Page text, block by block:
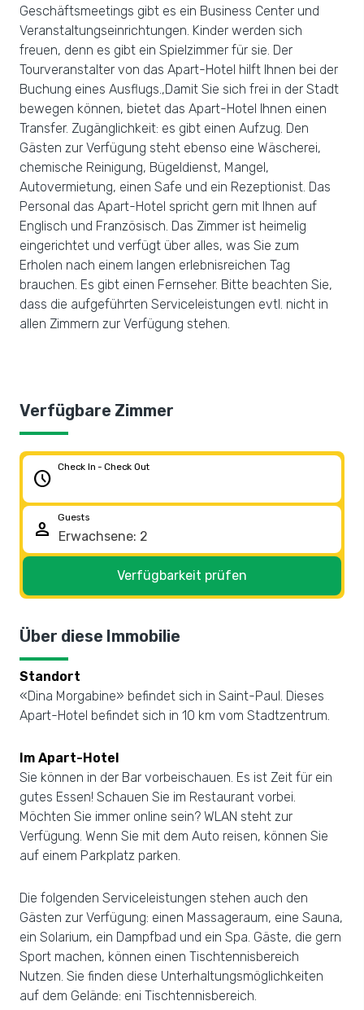
Geschäftsmeetings gibt es ein Business Center und
Veranstaltungseinrichtungen. Kinder werden sich
freuen, denn es gibt ein Spielzimmer für sie. Der
Tourveranstalter von das Apart-Hotel hilft Ihnen bei der
Buchung eines Ausflugs.,Damit Sie sich frei in der Stadt
bewegen können, bietet das Apart-Hotel Ihnen einen
Transfer. Zugänglichkeit: es gibt einen Aufzug. Den
Gästen zur Verfügung steht ebenso eine Wäscherei,
chemische Reinigung, Bügeldienst, Mangel,
Autovermietung, einen Safe und ein Rezeptionist. Das
Personal das Apart-Hotel spricht gern mit Ihnen auf
Englisch und Französisch. Das Zimmer ist heimelig
eingerichtet und verfügt über alles, was Sie zum
Erholen nach einem langen erlebnisreichen Tag
brauchen. Es gibt einen Fernseher. Bitte beachten Sie,
dass die aufgeführten Serviceleistungen evtl. nicht in
allen Zimmern zur Verfügung stehen.
Verfügbare Zimmer
schedule
Check In - Check Out
person
Guests
Verfügbarkeit prüfen
Über diese Immobilie
Standort
«Dina Morgabine» befindet sich in Saint-Paul. Dieses
Apart-Hotel befindet sich in 10 km vom Stadtzentrum.
Im Apart-Hotel
Sie können in der Bar vorbeischauen. Es ist Zeit für ein
gutes Essen! Schauen Sie im Restaurant vorbei.
Möchten Sie immer online sein? WLAN steht zur
Verfügung. Wenn Sie mit dem Auto reisen, können Sie
auf einem Parkplatz parken.
Die folgenden Serviceleistungen stehen auch den
Gästen zur Verfügung: einen Massageraum, eine Sauna,
ein Solarium, ein Dampfbad und ein Spa. Gäste, die gern
Sport machen, können einen Tischtennisbereich
Nutzen. Sie finden diese Unterhaltungsmöglichkeiten
auf dem Gelände: eni Tischtennisbereich.